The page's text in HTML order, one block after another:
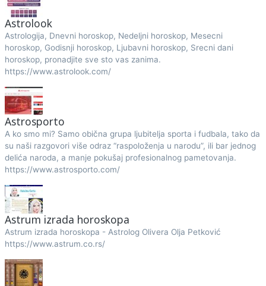
Astrolook
Astrologija, Dnevni horoskop, Nedeljni horoskop, Mesecni
horoskop, Godisnji horoskop, Ljubavni horoskop, Srecni dani
horoskop, pronadjite sve sto vas zanima.
https://www.astrolook.com/
Astrosporto
A ko smo mi? Samo obična grupa ljubitelja sporta i fudbala, tako da
su naši razgovori više odraz “raspoloženja u narodu”, ili bar jednog
delića naroda, a manje pokušaj profesionalnog pametovanja.
https://www.astrosporto.com/
Astrum izrada horoskopa
Astrum izrada horoskopa - Astrolog Olivera Olja Petković
https://www.astrum.co.rs/